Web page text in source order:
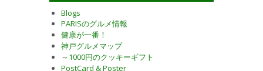
Blogs
PARISのグルメ情報
健康が一番！
神戸グルメマップ
～1000円のクッキーギフト
PostCard & Poster